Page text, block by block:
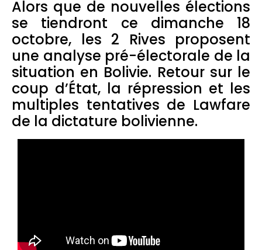
Alors que de nouvelles élections
se tiendront ce dimanche 18
octobre, les 2 Rives proposent
une analyse pré-électorale de la
situation en Bolivie. Retour sur le
coup d’État, la répression et les
multiples tentatives de Lawfare
de la dictature bolivienne.